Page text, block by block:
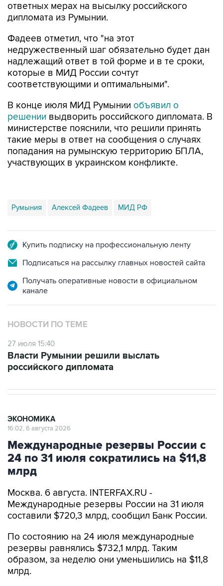
ответных мерах на высылку российского
дипломата из Румынии.
Фадеев отметил, что "на этот
недружественный шаг обязательно будет дан
надлежащий ответ в той форме и в те сроки,
которые в МИД России сочтут
соответствующими и оптимальными".
В конце июля МИД Румынии объявил о
решении выдворить российского дипломата. В
министерстве пояснили, что решили принять
такие меры в ответ на сообщения о случаях
попадания на румынскую территорию БПЛА,
участвующих в украинском конфликте.
Румыния Алексей Фадеев МИД РФ
Купить подписку на профессиональную ленту
Подписаться на рассылку главных новостей сайта
Получать оперативные новости в официальном
канале
НОВОСТИ ПО ТЕМЕ
27 июля 15:40
Власти Румынии решили выслать
российского дипломата
ЭКОНОМИКА
16:02, 6 августа 2026
Международные резервы России с
24 по 31 июля сократились на $11,8
млрд
Москва. 6 августа. INTERFAX.RU -
Международные резервы России на 31 июля
составили $720,3 млрд, сообщил Банк России.
По состоянию на 24 июля международные
резервы равнялись $732,1 млрд. Таким
образом, за неделю они уменьшились на $11,8
млрд.